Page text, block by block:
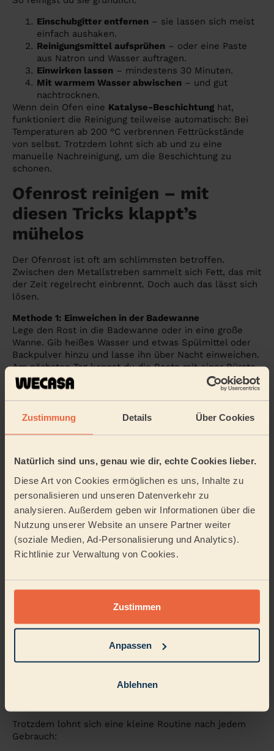
Zustimmung Details Über Cookies
Natürlich sind uns, genau wie dir, echte Cookies lieber.
Diese Art von Cookies ermöglichen es uns, Inhalte zu
personalisieren und unseren Datenverkehr zu
analysieren. Außerdem geben wir Informationen über die
Nutzung unserer Website an unsere Partner weiter
(soziale Medien, Ad-Personalisierung und Analytics).
Richtlinie zur Verwaltung von Cookies.
Zustimmen
Anpassen
Ablehnen
Einschubgitter entfernen – sie lassen sich meist
einfach aushaken.
Reinigungsmittel aufsprühen – oder eine Paste
aus Natron und Wasser auftragen.
Einwirken lassen – mindestens 30 Minuten.
Mit warmem Wasser abwischen – und gut
nachtrocknen.
Wenn dein Ofen eine Katalyse-Beschichtung hat,
funktioniert die Reinigung teilweise automatisch: Bei
Temperaturen ab 200 °C verbrennen Fettrückstände
von selbst. Trotzdem lohnt sich ab und zu eine
manuelle Nachreinigung, um die Beschichtung zu
schonen.
Ofenrost reinigen – mit
diesen Tricks klappt’s
mühelos
Der Ofenrost ist oft am schlimmsten betroffen.
Zwischen den Metallstreben sammelt sich Fett, das mit
der Zeit regelrecht einbrennt. Doch auch das lässt sich
lösen.
Methode 1: Einweichen in der Badewanne
Lege den Rost in die Badewanne oder in eine große
Wanne. Gib heißes Wasser und etwas Spülmittel oder
Backpulver hinzu und lasse ihn über Nacht einweichen.
Am nächsten Tag kannst du die Reste mit einer Bürste
oder einem Schwamm entfernen.
Methode 2: Müllsack-Trick
Lege den Rost in einen großen Müllsack, gib eine halbe
Tasse Ammoniak oder etwas Backofenspray hinein,
verschließe den Beutel gut und lass ihn über Nacht
Am nächsten Tag reicht ein feuchtes Tuch – der
Methode 3: Hausmittel-Variante
Natron und Zitronensaft ergeben zusammen eine
effektive, aber sanfte Reinigungslösung. Auftragen,
einwirken lassen, abspülen – fertig!
Wenn du dich auch für die Reinigung des Backblechs
Artikel« Backblech reinigen ».
Wie oft sollte man den
Backofen reinigen?
Die Häufigkeit hängt davon ab, wie intensiv du ihn
nutzt. Wenn du viel backst, solltest du alle zwei bis
vier Wochen eine gründliche Reinigung einplanen. Wer
seltener kocht, kommt auch mit einem Intervall von
Trotzdem lohnt sich eine kleine Routine nach jedem
Gebrauch: